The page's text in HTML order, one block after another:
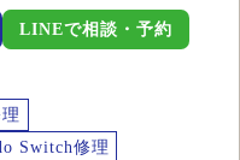
LINEで相談・予約
Switch修理